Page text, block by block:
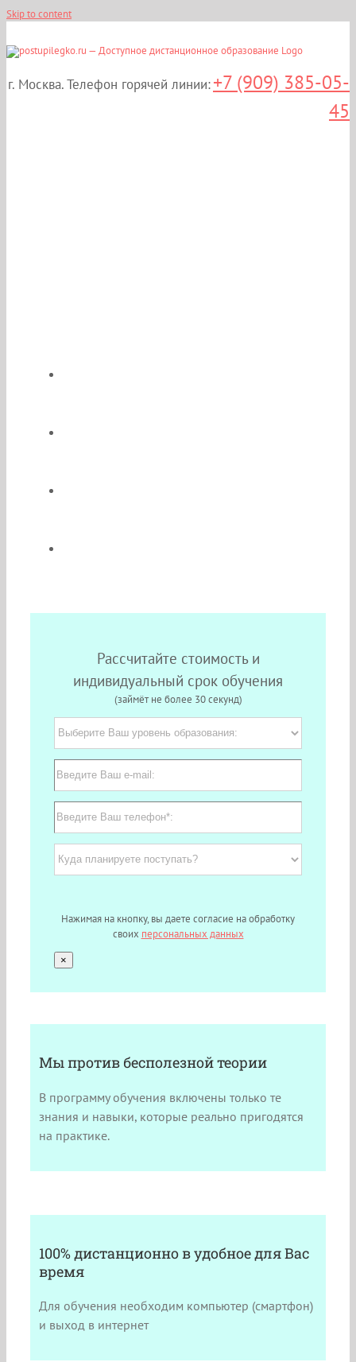
Skip to content
г. Москва. Телефон горячей линии:+7 (909) 385-05-
45
Рассчитайте стоимость и
индивидуальный срок обучения
(займёт не более 30 секунд)
Нажимая на кнопку, вы даете согласие на обработку
своих персональных данных
×
Мы против бесполезной теории
В программу обучения включены только те
знания и навыки, которые реально пригодятся
на практике.
100% дистанционно в удобное для Вас
время
Для обучения необходим компьютер (смартфон)
и выход в интернет